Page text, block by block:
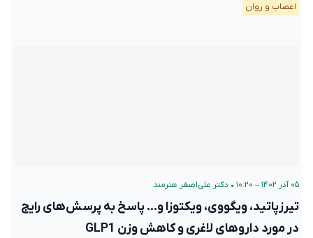
اعصاب و روان
۰۵ آذر ۱۴۰۲ – ۱۰:۲۰ • دکتر علی‌اصغر هنرمند
تیرزپاتید، ویگووی، ویکتوزا و… پاسخ به پرسش‌های رایج
در مورد داروهای لاغری و کاهش وزن GLP1